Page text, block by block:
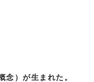
念）が生まれた。